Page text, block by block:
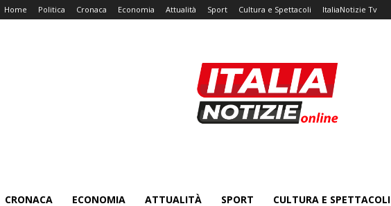
Home Politica Cronaca Economia Attualità Sport Cultura e Spettacoli ItaliaNotizie Tv
CRONACA ECONOMIA ATTUALITÀ SPORT CULTURA E SPETTACOLI